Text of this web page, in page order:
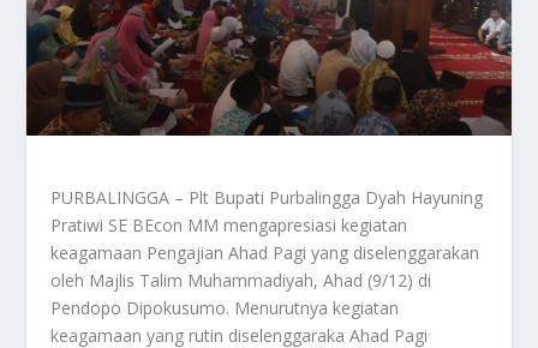
PURBALINGGA – Plt Bupati Purbalingga Dyah Hayuning
Pratiwi SE BEcon MM mengapresiasi kegiatan
keagamaan Pengajian Ahad Pagi yang diselenggarakan
oleh Majlis Talim Muhammadiyah, Ahad (9/12) di
Pendopo Dipokusumo. Menurutnya kegiatan
keagamaan yang rutin diselenggaraka Ahad Pagi